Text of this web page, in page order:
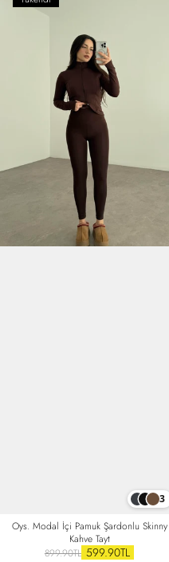
3
Oys. Modal İçi Pamuk Şardonlu Skinny
Kahve Tayt
899.90TL 599.90TL